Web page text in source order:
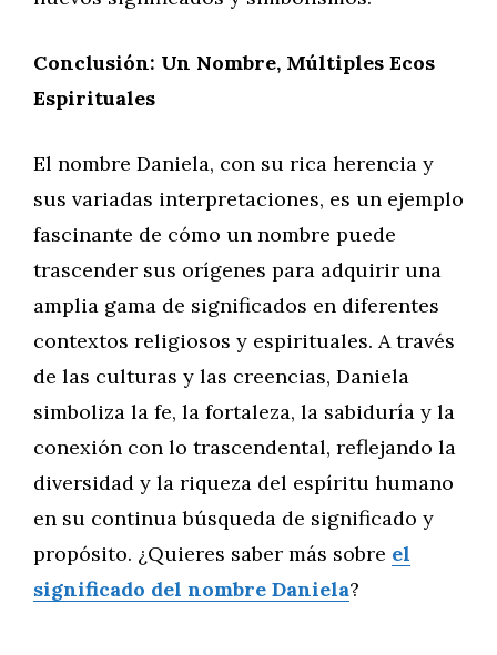
Conclusión: Un Nombre, Múltiples Ecos
Espirituales
El nombre Daniela, con su rica herencia y
sus variadas interpretaciones, es un ejemplo
fascinante de cómo un nombre puede
trascender sus orígenes para adquirir una
amplia gama de significados en diferentes
contextos religiosos y espirituales. A través
de las culturas y las creencias, Daniela
simboliza la fe, la fortaleza, la sabiduría y la
conexión con lo trascendental, reflejando la
diversidad y la riqueza del espíritu humano
en su continua búsqueda de significado y
propósito. ¿Quieres saber más sobre el
significado del nombre Daniela?